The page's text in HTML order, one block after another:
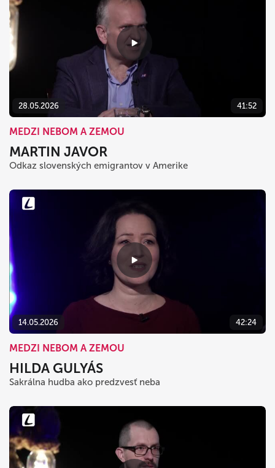
28.05.2026 41:52
MEDZI NEBOM A ZEMOU
MARTIN JAVOR
Odkaz slovenských emigrantov v Amerike
14.05.2026 42:24
MEDZI NEBOM A ZEMOU
HILDA GULYÁS
Sakrálna hudba ako predzvesť neba